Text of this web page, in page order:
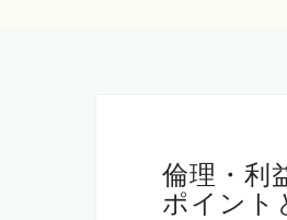
倫理・利
ポイント